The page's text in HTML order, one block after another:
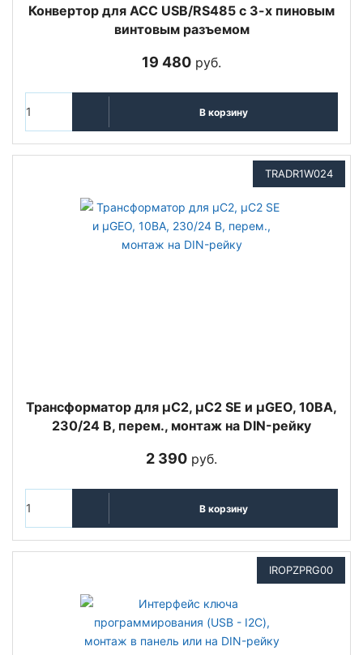
Конвертор для ACC USB/RS485 с 3-х пиновым
винтовым разъемом
19 480 руб.
В корзину
TRADR1W024
Трансформатор для µC2, µC2 SE и µGEO, 10ВА,
230/24 В, перем., монтаж на DIN-рейку
2 390 руб.
В корзину
IROPZPRG00